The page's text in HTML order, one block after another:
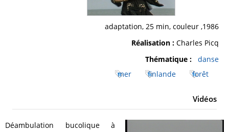
1986, adaptation, 25 min, couleur
Réalisation : Charles Picq
Thématique :
danse
mer
finlande forêt
Vidéos
Déambulation bucolique à